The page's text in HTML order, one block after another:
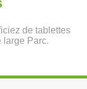
de tablettes
large Parc.